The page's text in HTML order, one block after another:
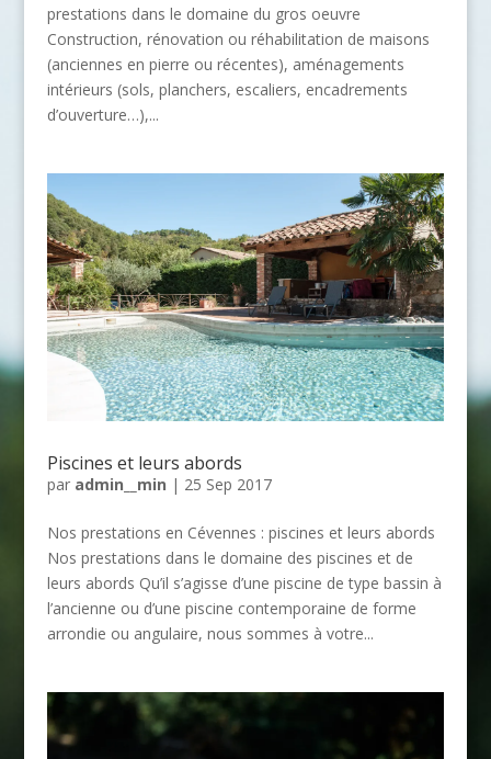
prestations dans le domaine du gros oeuvre
Construction, rénovation ou réhabilitation de maisons
(anciennes en pierre ou récentes), aménagements
intérieurs (sols, planchers, escaliers, encadrements
d’ouverture…),...
Piscines et leurs abords
par admin__min | 25 Sep 2017
Nos prestations en Cévennes : piscines et leurs abords
Nos prestations dans le domaine des piscines et de
leurs abords Qu’il s’agisse d’une piscine de type bassin à
l’ancienne ou d’une piscine contemporaine de forme
arrondie ou angulaire, nous sommes à votre...